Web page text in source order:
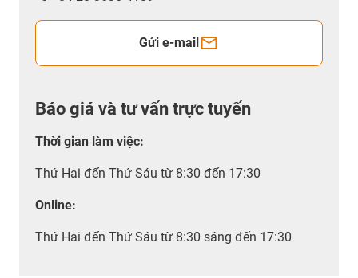
Gửi e-mail
Báo giá và tư vấn trực tuyến
Thời gian làm việc:
Thứ Hai đến Thứ Sáu từ 8:30 đến 17:30
Online:
Thứ Hai đến Thứ Sáu từ 8:30 sáng đến 17:30